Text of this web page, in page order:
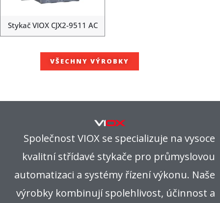
Stykač VIOX CJX2-9511 AC
VŠECHNY VÝROBKY
Společnost VIOX se specializuje na vysoce
kvalitní střídavé stykače pro průmyslovou
automatizaci a systémy řízení výkonu. Naše
výrobky kombinují spolehlivost, účinnost a